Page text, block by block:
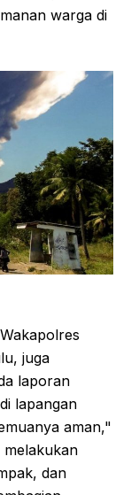
warga di
juga
laporan
lapangan
aman,"
melakukan
dan